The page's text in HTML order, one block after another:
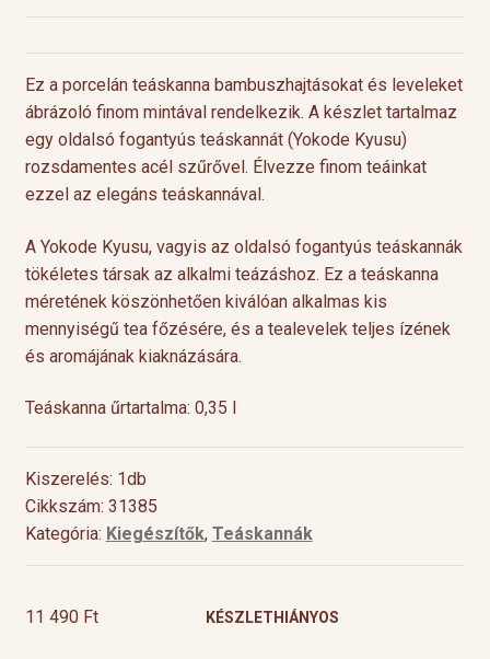
Ez a porcelán teáskanna bambuszhajtásokat és leveleket
ábrázoló finom mintával rendelkezik. A készlet tartalmaz
egy oldalsó fogantyús teáskannát (Yokode Kyusu)
rozsdamentes acél szűrővel. Élvezze finom teáinkat
ezzel az elegáns teáskannával.
A Yokode Kyusu, vagyis az oldalsó fogantyús teáskannák
tökéletes társak az alkalmi teázáshoz. Ez a teáskanna
méretének köszönhetően kiválóan alkalmas kis
mennyiségű tea főzésére, és a tealevelek teljes ízének
és aromájának kiaknázására.
Teáskanna űrtartalma: 0,35 l
Kiszerelés: 1db
Cikkszám: 31385
Kategória: Kiegészítők, Teáskannák
11 490 Ft KÉSZLETHIÁNYOS